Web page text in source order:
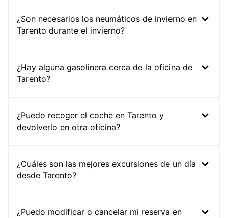
¿Son necesarios los neumáticos de invierno en
Tarento durante el invierno?
¿Hay alguna gasolinera cerca de la oficina de
Tarento?
¿Puedo recoger el coche en Tarento y
devolverlo en otra oficina?
¿Cuáles son las mejores excursiones de un día
desde Tarento?
¿Puedo modificar o cancelar mi reserva en